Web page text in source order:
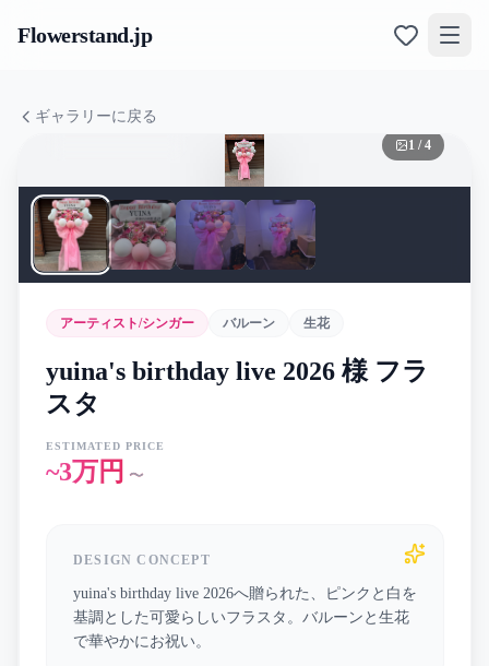
Flowerstand.jp
ギャラリーに戻る
1 /4
アーティスト/シンガー バルーン 生花
yuina's birthday live 2026 様 フラ
スタ
ESTIMATED PRICE
~3万円 〜
DESIGN CONCEPT
yuina's birthday live 2026へ贈られた、ピンクと白を
基調とした可愛らしいフラスタ。バルーンと生花
で華やかにお祝い。